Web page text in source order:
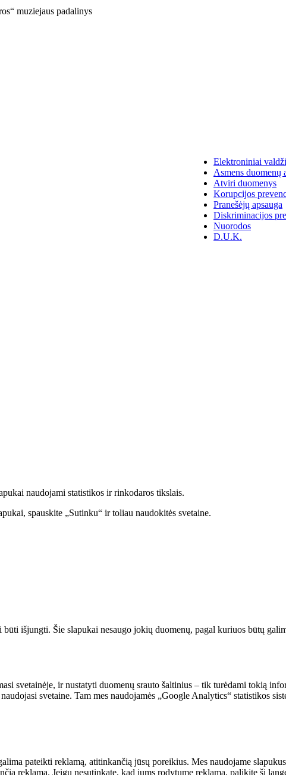
muziejaus padalinys
Elektroniniai
Asmens duomenų
Atviri duomenys
Korupcijos
Pranešėjų apsauga
Diskriminacijos
Nuorodos
D.U.K.
naudojami statistikos ir rinkodaros tikslais.
spauskite „Sutinku“ ir toliau naudokitės svetaine.
išjungti. Šie slapukai nesaugo jokių duomenų, pagal kuriuos būtų
svetainėje, ir nustatyti duomenų srauto šaltinius – tik turėdami tokią
svetaine. Tam mes naudojamės „Google Analytics“ statistikos
pateikti reklamą, atitinkančią jūsų poreikius. Mes naudojame
reklamą. Jeigu nesutinkate, kad jums rodytume reklamą, palikite šį